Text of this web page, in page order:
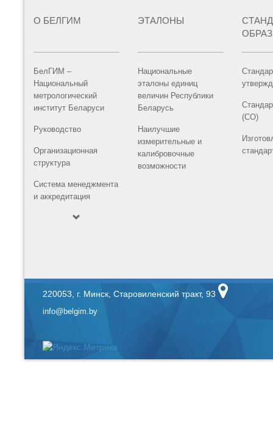
О БЕЛГИМ
БелГИМ –
Национальный
метрологический
институт Беларуси
Руководство
Организационная
структура
Система менеджмента
и аккредитация
ЭТАЛОНЫ
Национальные
эталоны единиц
величин Республики
Беларусь
Наилучшие
измерительные и
калибровочные
возможности
(СО)
220053, г. Минск, Старовиленский тракт, 93
info@belgim.by